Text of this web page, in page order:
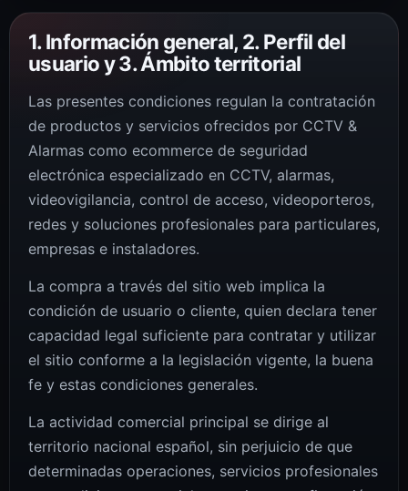
1. Información general, 2. Perfil del
usuario y 3. Ámbito territorial
Las presentes condiciones regulan la contratación
de productos y servicios ofrecidos por CCTV &
Alarmas como ecommerce de seguridad
electrónica especializado en CCTV, alarmas,
videovigilancia, control de acceso, videoporteros,
redes y soluciones profesionales para particulares,
empresas e instaladores.
La compra a través del sitio web implica la
condición de usuario o cliente, quien declara tener
capacidad legal suficiente para contratar y utilizar
el sitio conforme a la legislación vigente, la buena
fe y estas condiciones generales.
La actividad comercial principal se dirige al
territorio nacional español, sin perjuicio de que
determinadas operaciones, servicios profesionales